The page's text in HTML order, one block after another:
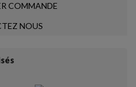
COMMANDE
NOUS